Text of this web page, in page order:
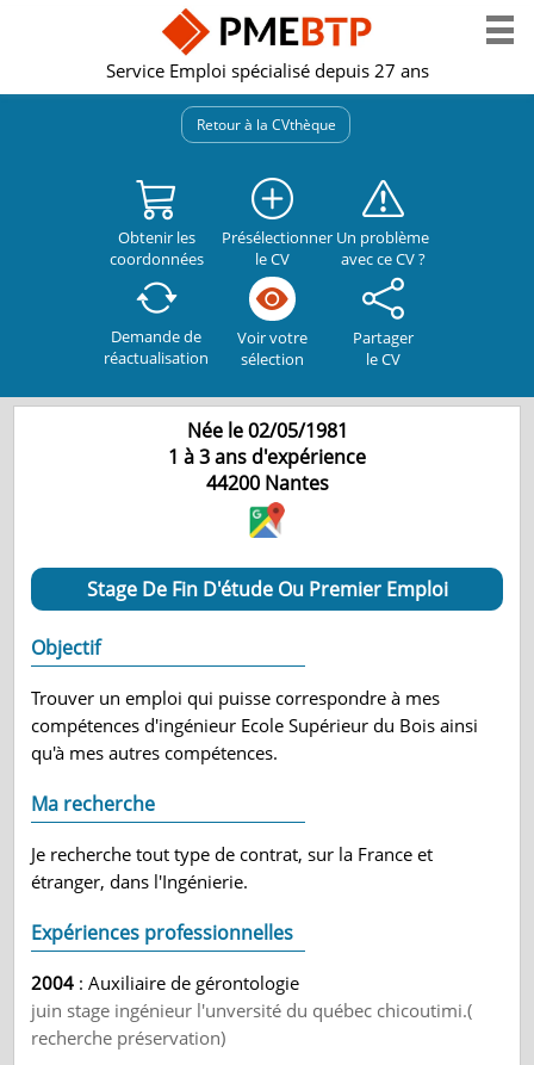
Service Emploi spécialisé depuis 27 ans
Retour à la CVthèque
Obtenir les
coordonnées
Présélectionner
le CV
Un problème
avec ce CV ?
Demande de
réactualisation
Voir votre
sélection
Partager
le CV
Née le 02/05/1981
1 à 3 ans d'expérience
44200 Nantes
Stage De Fin D'étude Ou Premier Emploi
Objectif
Trouver un emploi qui puisse correspondre à mes
compétences d'ingénieur Ecole Supérieur du Bois ainsi
qu'à mes autres compétences.
Ma recherche
Je recherche tout type de contrat, sur la France et
étranger, dans l'Ingénierie.
Expériences professionnelles
2004 : Auxiliaire de gérontologie
juin stage ingénieur l'unversité du québec chicoutimi.(
recherche préservation)